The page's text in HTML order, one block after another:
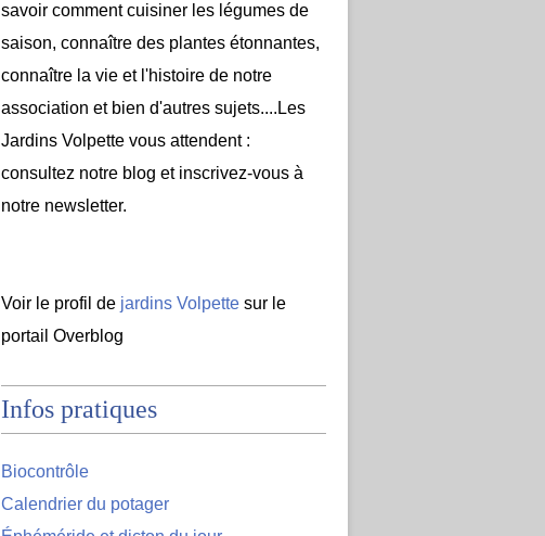
savoir comment cuisiner les légumes de
saison, connaître des plantes étonnantes,
connaître la vie et l'histoire de notre
association et bien d'autres sujets....Les
Jardins Volpette vous attendent :
consultez notre blog et inscrivez-vous à
notre newsletter.
Voir le profil de jardins Volpette sur le
portail Overblog
Infos pratiques
Biocontrôle
Calendrier du potager